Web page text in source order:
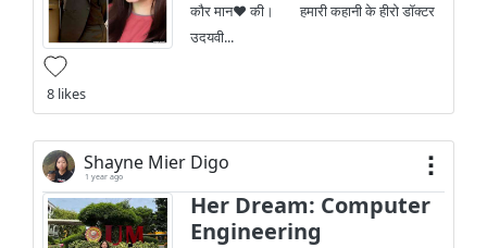
कौर मान❤️ की। हमारी कहानी के हीरो डॉक्टर
उदयवी...
8 likes
Shayne Mier Digo
1 year ago
Her Dream: Computer
Engineering